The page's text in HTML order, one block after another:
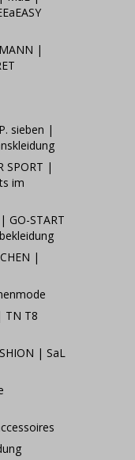
|
sieben |
SPORT |
im
GO-START
|
TN T8
| SaL